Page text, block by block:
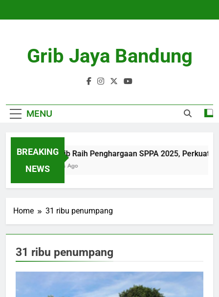
Grib Jaya Bandung
MENU
BREAKING
NEWS
bank bjb Raih Penghargaan SPPA 2025, Perkuat
4 Months Ago
Home 31 ribu penumpang
31 ribu penumpang